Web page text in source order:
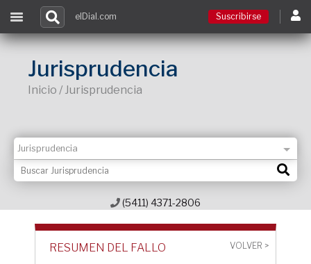
Contacto
elDial.com Suscribirse
Jurisprudencia
Inicio / Jurisprudencia
(5411) 4371-2806
RESUMEN DEL FALLO VOLVER >